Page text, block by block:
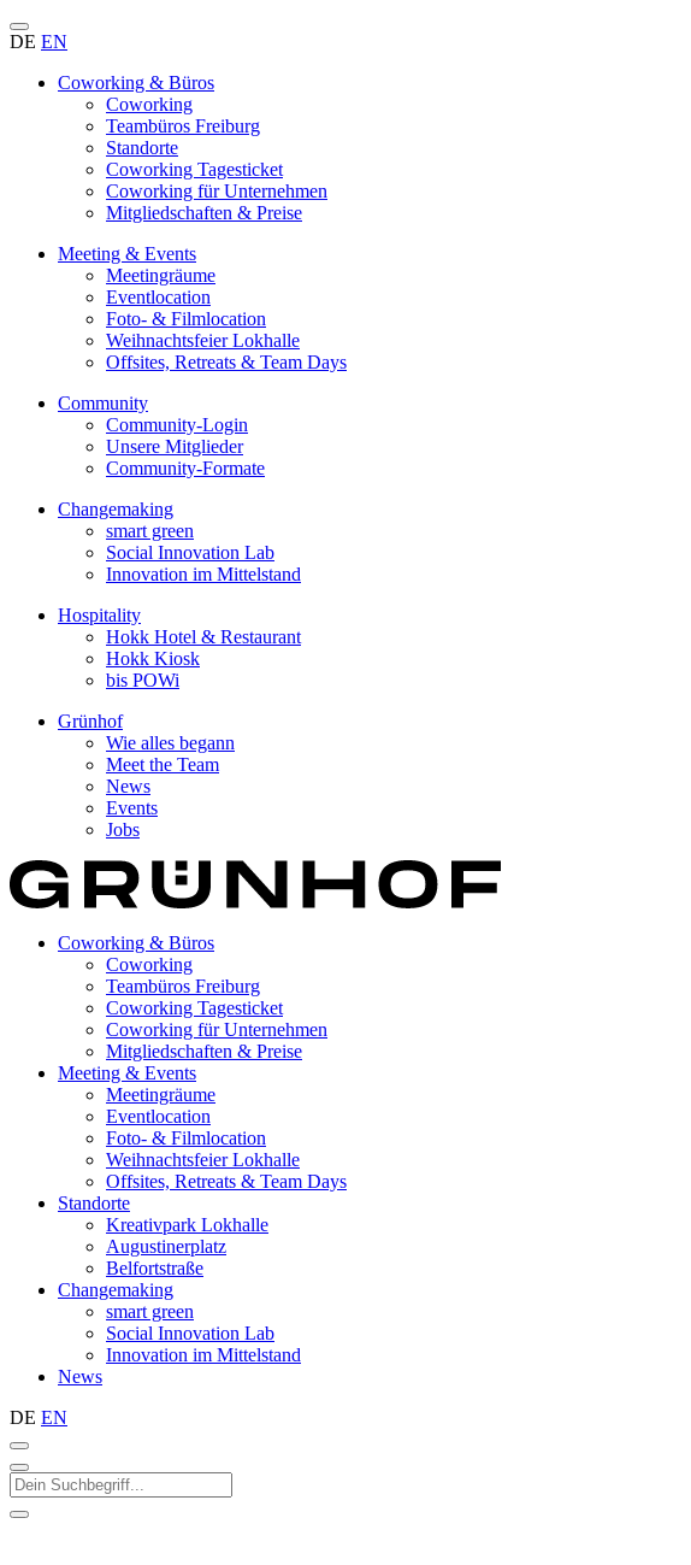
DE EN
Coworking & Büros
Coworking
Teambüros Freiburg
Standorte
Coworking Tagesticket
Coworking für Unternehmen
Mitgliedschaften & Preise
Meeting & Events
Meetingräume
Eventlocation
Foto- & Filmlocation
Weihnachtsfeier Lokhalle
Offsites, Retreats & Team Days
Community
Community-Login
Unsere Mitglieder
Community-Formate
Changemaking
smart green
Social Innovation Lab
Innovation im Mittelstand
Hospitality
Hokk Hotel & Restaurant
Hokk Kiosk
bis POWi
Grünhof
Wie alles begann
Meet the Team
News
Events
Jobs
Coworking & Büros
Coworking
Teambüros Freiburg
Coworking Tagesticket
Coworking für Unternehmen
Mitgliedschaften & Preise
Meeting & Events
Meetingräume
Eventlocation
Foto- & Filmlocation
Weihnachtsfeier Lokhalle
Offsites, Retreats & Team Days
Standorte
Kreativpark Lokhalle
Augustinerplatz
Belfortstraße
Changemaking
smart green
Social Innovation Lab
Innovation im Mittelstand
News
DE EN